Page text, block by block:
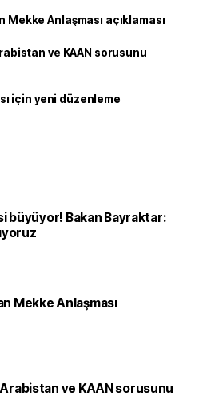
Mekke Anlaşması açıklaması
ve KAAN sorusunu
için yeni düzenleme
büyüyor! Bakan Bayraktar:
Mekke Anlaşması
ve KAAN sorusunu